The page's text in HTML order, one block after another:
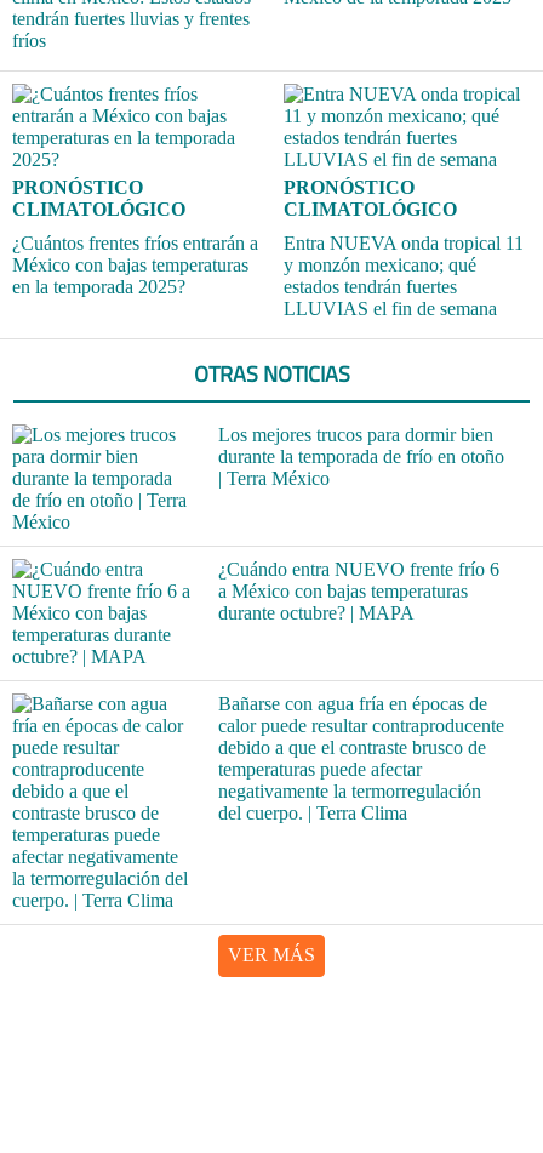
tendrán fuertes lluvias y frentes
fríos
PRONÓSTICO
CLIMATOLÓGICO
¿Cuántos frentes fríos entrarán a
México con bajas temperaturas
en la temporada 2025?
PRONÓSTICO
CLIMATOLÓGICO
Entra NUEVA onda tropical 11
y monzón mexicano; qué
estados tendrán fuertes
LLUVIAS el fin de semana
OTRAS NOTICIAS
Los mejores trucos para dormir bien
durante la temporada de frío en otoño
| Terra México
¿Cuándo entra NUEVO frente frío 6
a México con bajas temperaturas
durante octubre? | MAPA
Bañarse con agua fría en épocas de
calor puede resultar contraproducente
debido a que el contraste brusco de
temperaturas puede afectar
negativamente la termorregulación
del cuerpo. | Terra Clima
VER MÁS